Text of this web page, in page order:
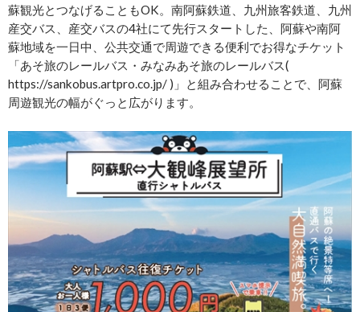
蘇観光とつなげることもOK。南阿蘇鉄道、九州旅客鉄道、九州
産交バス、産交バスの4社にて先行スタートした、阿蘇や南阿
蘇地域を一日中、公共交通で周遊できる便利でお得なチケット
「あそ旅のレールバス・みなみあそ旅のレールバス(
https://sankobus.artpro.co.jp/ )」と組み合わせることで、阿蘇
周遊観光の幅がぐっと広がります。